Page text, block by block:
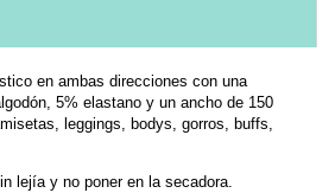
en ambas direcciones con una
5% elastano y un ancho de 150
leggings, bodys, gorros, buffs,
lejía y no poner en la secadora.